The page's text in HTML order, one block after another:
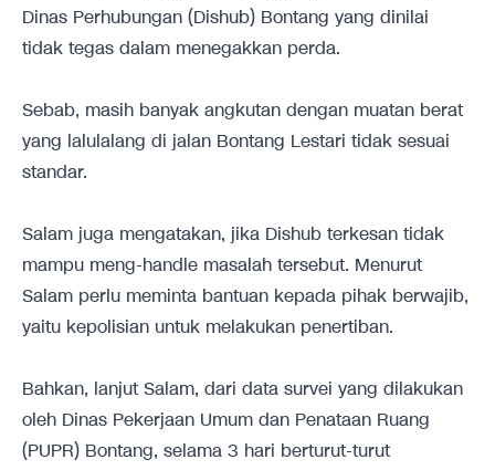
Dinas Perhubungan (Dishub) Bontang yang dinilai
tidak tegas dalam menegakkan perda.
Sebab, masih banyak angkutan dengan muatan berat
yang lalulalang di jalan Bontang Lestari tidak sesuai
standar.
Salam juga mengatakan, jika Dishub terkesan tidak
mampu meng-handle masalah tersebut. Menurut
Salam perlu meminta bantuan kepada pihak berwajib,
yaitu kepolisian untuk melakukan penertiban.
Bahkan, lanjut Salam, dari data survei yang dilakukan
oleh Dinas Pekerjaan Umum dan Penataan Ruang
(PUPR) Bontang, selama 3 hari berturut-turut